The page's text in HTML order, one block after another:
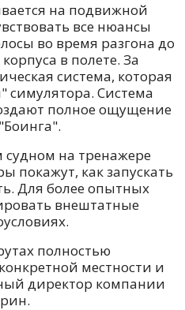
на подвижной
все нюансы
во время разгона до
в полете. За
система, которая
симулятора. Система
полное ощущение
на тренажере
как запускать
Для более опытных
внештатные
полностью
местности и
директор компании